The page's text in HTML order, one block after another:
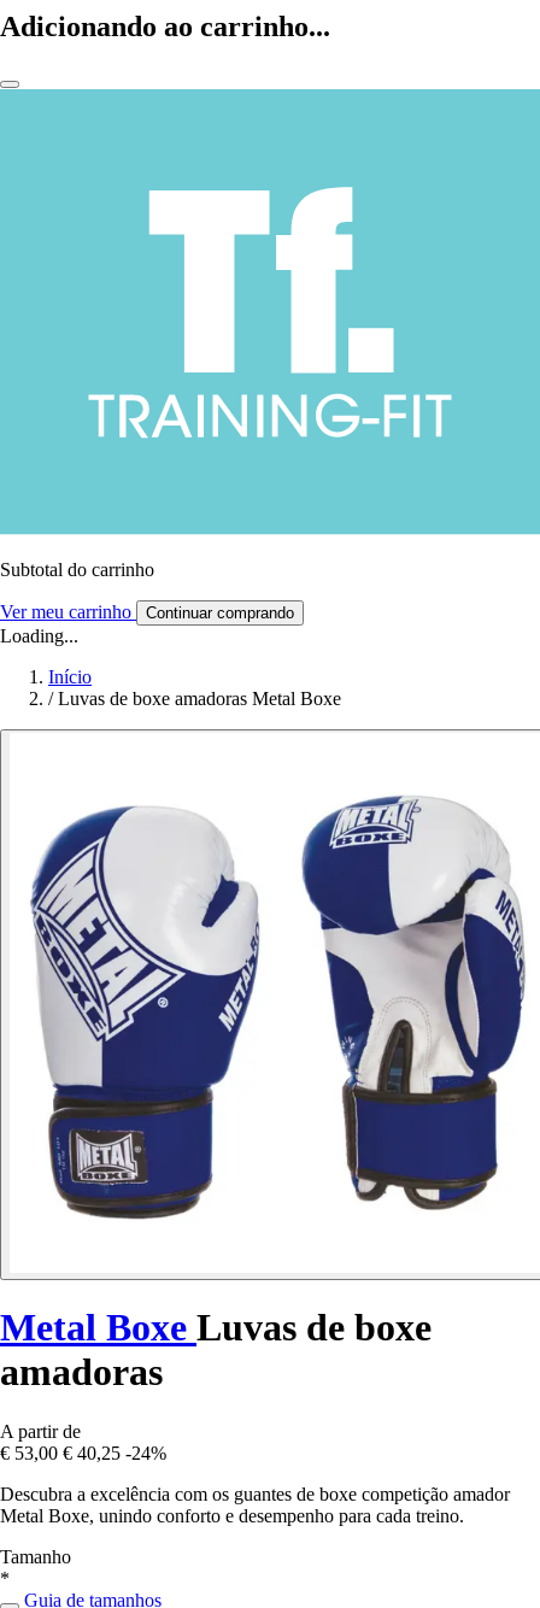
Adicionando ao carrinho...
Subtotal do carrinho
Ver meu carrinho Continuar comprando
Loading...
Início
/ Luvas de boxe amadoras Metal Boxe
Metal Boxe Luvas de boxe
amadoras
A partir de
€ 53,00 € 40,25 -24%
Descubra a excelência com os guantes de boxe competição amador
Metal Boxe, unindo conforto e desempenho para cada treino.
Tamanho
*
Guia de tamanhos